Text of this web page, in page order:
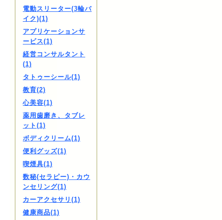
電動スリーター(3輪バ
イク)(1)
アプリケーションサ
ービス(1)
経営コンサルタント
(1)
タトゥーシール(1)
教育(2)
心美容(1)
薬用歯磨き、タブレ
ット(1)
ボディクリーム(1)
便利グッズ(1)
喫煙具(1)
数秘(セラピー)・カウ
ンセリング(1)
カーアクセサリ(1)
健康商品(1)